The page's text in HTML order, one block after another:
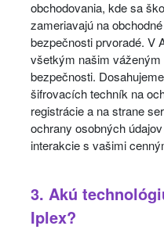
obchodovania, kde sa
zameriavajú na
bezpečnosti prvoradé. V
všetkým našim
bezpečnosti.
šifrovacích techník na
registrácie a na strane
ochrany osobných
interakcie s vašimi
3. Akú
Iplex?